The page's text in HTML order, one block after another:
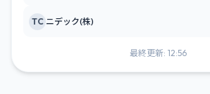
TC ニデック(株)
最終更新: 12:56